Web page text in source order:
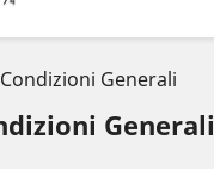
Generali
Generali